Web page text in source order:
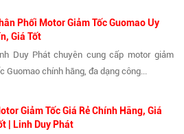
Phối Motor Giảm Tốc Guomao Uy
Giá Tốt
Duy Phát chuyên cung cấp motor giảm
Guomao chính hãng, đa dạng công...
Giảm Tốc Giá Rẻ Chính Hãng, Giá
| Linh Duy Phát